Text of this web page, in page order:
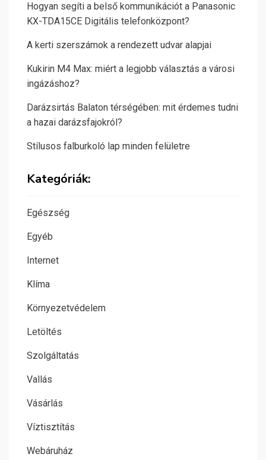
Hogyan segíti a belső kommunikációt a Panasonic
KX-TDA15CE Digitális telefonközpont?
A kerti szerszámok a rendezett udvar alapjai
Kukirin M4 Max: miért a legjobb választás a városi
ingázáshoz?
Darázsirtás Balaton térségében: mit érdemes tudni
a hazai darázsfajokról?
Stílusos falburkoló lap minden felületre
Kategóriák:
Egészség
Egyéb
Internet
Klíma
Környezetvédelem
Letöltés
Szolgáltatás
Vallás
Vásárlás
Víztisztítás
Webáruház